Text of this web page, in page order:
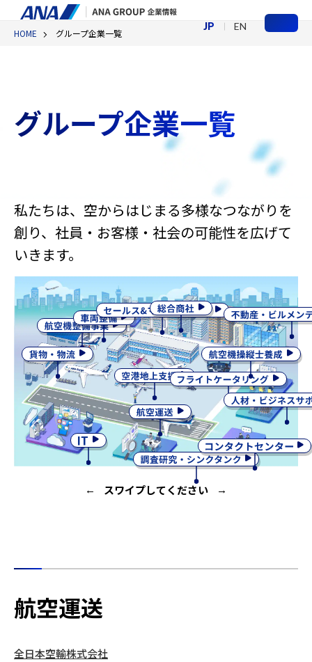
JP EN
HOME グループ企業一覧
グループ企業一覧
私たちは、空からはじまる多様なつながりを
創り、社員・お客様・社会の可能性を広げて
いきます。
← スワイプしてください →
航空運送
全日本空輸株式会社